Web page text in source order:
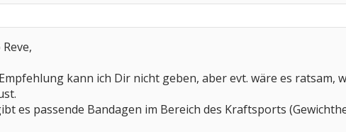
kann ich Dir nicht geben, aber evt. wäre es
es passende Bandagen im Bereich des Kraftsports